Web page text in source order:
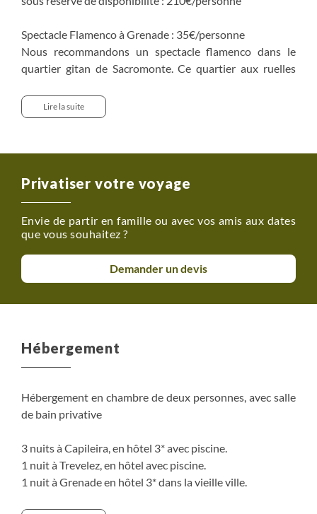
Spectacle Flamenco à Grenade : 35€/personne
Nous recommandons un spectacle flamenco dans le
quartier gitan de Sacromonte. Ce quartier aux ruelles
d'histoire. La Cueva del Gallo propose un spectacle
authentique et de qualité. Votre guide vous en parlera
ceux qui seraient intéressés.
Lire la suite
Privatiser votre voyage
Envie de partir en famille ou avec vos amis aux dates
que vous souhaitez ?
Demander un devis
Hébergement
Hébergement en chambre de deux personnes, avec salle
de bain privative
3 nuits à Capileira, en hôtel 3* avec piscine.
1 nuit à Trevelez, en hôtel avec piscine.
1 nuit à Grenade en hôtel 3* dans la vieille ville.